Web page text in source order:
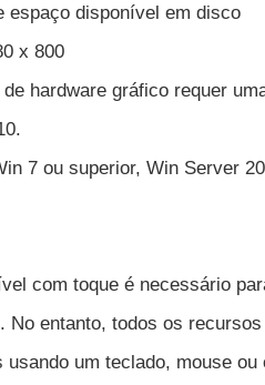
disponível em disco
x 800
hardware gráfico requer
7 ou superior, Win Server
com toque é necessário
No entanto, todos os
um teclado, mouse